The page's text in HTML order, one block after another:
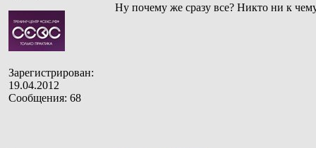
Зарегистрирован:
19.04.2012
Сообщения: 68
Ну почему же сразу все? Никто ни к